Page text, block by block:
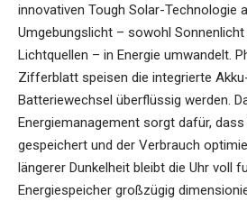
innovativen Tough Solar-Technologie
Umgebungslicht – sowohl
Lichtquellen – in Energie umwandelt.
Zifferblatt speisen die integrierte
Batteriewechsel überflüssig werden.
Energiemanagement sorgt dafür,
gespeichert und der Verbrauch
längerer Dunkelheit bleibt die Uhr voll
Energiespeicher großzügig